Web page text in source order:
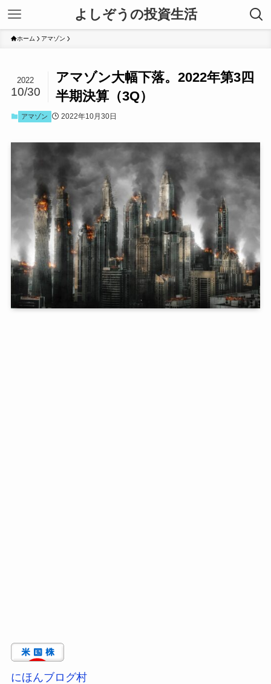
よしぞうの投資生活
ホーム アマゾン
アマゾン大幅下落。2022年第3四
半期決算（3Q）
2022
10/30
アマゾン 2022年10月30日
にほんブログ村